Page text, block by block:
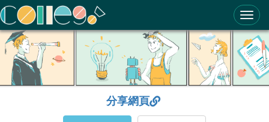
ColleGo! 大學選才與高中育才輔助系統
分享網頁